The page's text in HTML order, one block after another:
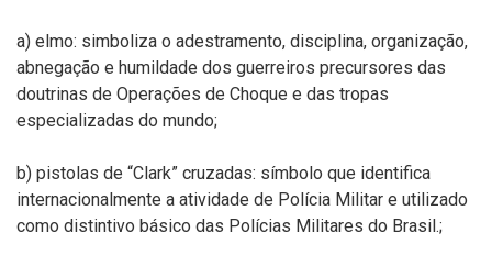
a) elmo: simboliza o adestramento, disciplina, organização,
abnegação e humildade dos guerreiros precursores das
doutrinas de Operações de Choque e das tropas
especializadas do mundo;
b) pistolas de “Clark” cruzadas: símbolo que identifica
internacionalmente a atividade de Polícia Militar e utilizado
como distintivo básico das Polícias Militares do Brasil.;